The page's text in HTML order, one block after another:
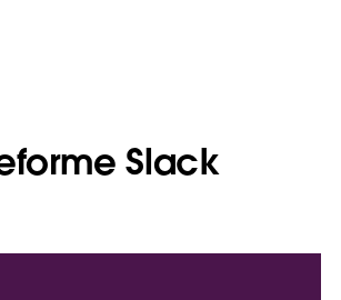
Slack